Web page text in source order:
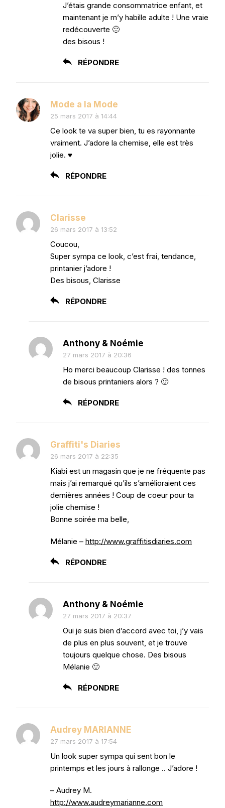
J’étais grande consommatrice enfant, et
maintenant je m’y habille adulte ! Une vraie
redécouverte 🙂
des bisous !
RÉPONDRE
Mode a la Mode
25 mars 2017 à 14:44
Ce look te va super bien, tu es rayonnante
vraiment. J’adore la chemise, elle est très
jolie. ♥
RÉPONDRE
Clarisse
26 mars 2017 à 13:52
Coucou,
Super sympa ce look, c’est frai, tendance,
printanier j’adore !
Des bisous, Clarisse
RÉPONDRE
Anthony & Noémie
27 mars 2017 à 20:36
Ho merci beaucoup Clarisse ! des tonnes
de bisous printaniers alors ? 🙂
RÉPONDRE
Graffiti's Diaries
26 mars 2017 à 22:35
Kiabi est un magasin que je ne fréquente pas
mais j’ai remarqué qu’ils s’amélioraient ces
dernières années ! Coup de coeur pour ta
jolie chemise !
Bonne soirée ma belle,
Mélanie – http://www.graffitisdiaries.com
RÉPONDRE
Anthony & Noémie
27 mars 2017 à 20:37
Oui je suis bien d’accord avec toi, j’y vais
de plus en plus souvent, et je trouve
toujours quelque chose. Des bisous
Mélanie 🙂
RÉPONDRE
Audrey MARIANNE
27 mars 2017 à 17:54
Un look super sympa qui sent bon le
printemps et les jours à rallonge .. J’adore !
– Audrey M.
http://www.audreymarianne.com